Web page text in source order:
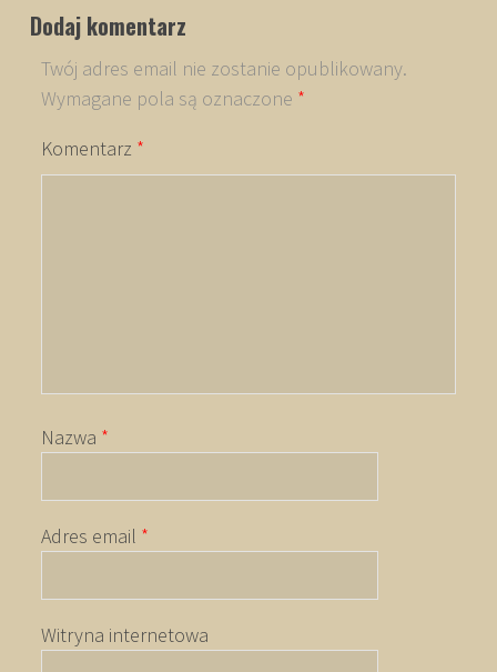
Dodaj komentarz
Twój adres email nie zostanie opublikowany.
Wymagane pola są oznaczone *
Komentarz *
Nazwa *
Adres email *
Witryna internetowa